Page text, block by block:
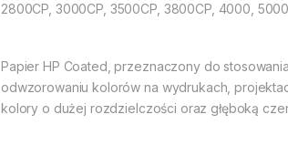
2800CP, 3000CP, 3500CP, 3800CP, 4000,
Papier HP Coated, przeznaczony do
odwzorowaniu kolorów na wydrukach,
kolory o dużej rozdzielczości oraz głęboką